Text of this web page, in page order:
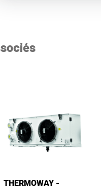
THERMOWAY -